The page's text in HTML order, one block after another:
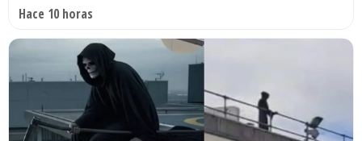
Hace 10 horas